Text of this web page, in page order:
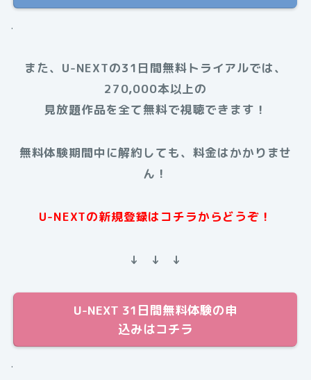
.
また、U-NEXTの31日間無料トライアルでは、
270,000本以上の
見放題作品を全て無料で視聴できます！
無料体験期間中に解約しても、料金はかかりませ
ん！
U-NEXTの新規登録はコチラからどうぞ！
↓ ↓ ↓
U-NEXT 31日間無料体験の申
込みはコチラ
.